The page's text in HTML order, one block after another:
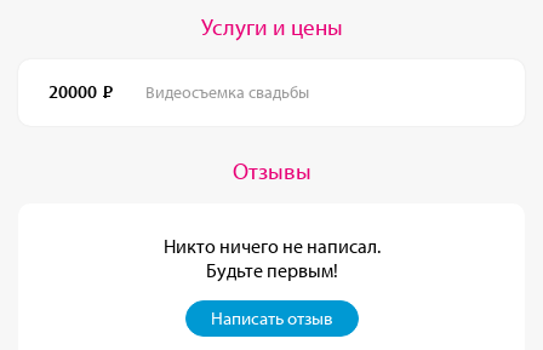
Услуги и цены
20000 Видеосъемка свадьбы
Отзывы
Никто ничего не написал.
Будьте первым!
Написать отзыв